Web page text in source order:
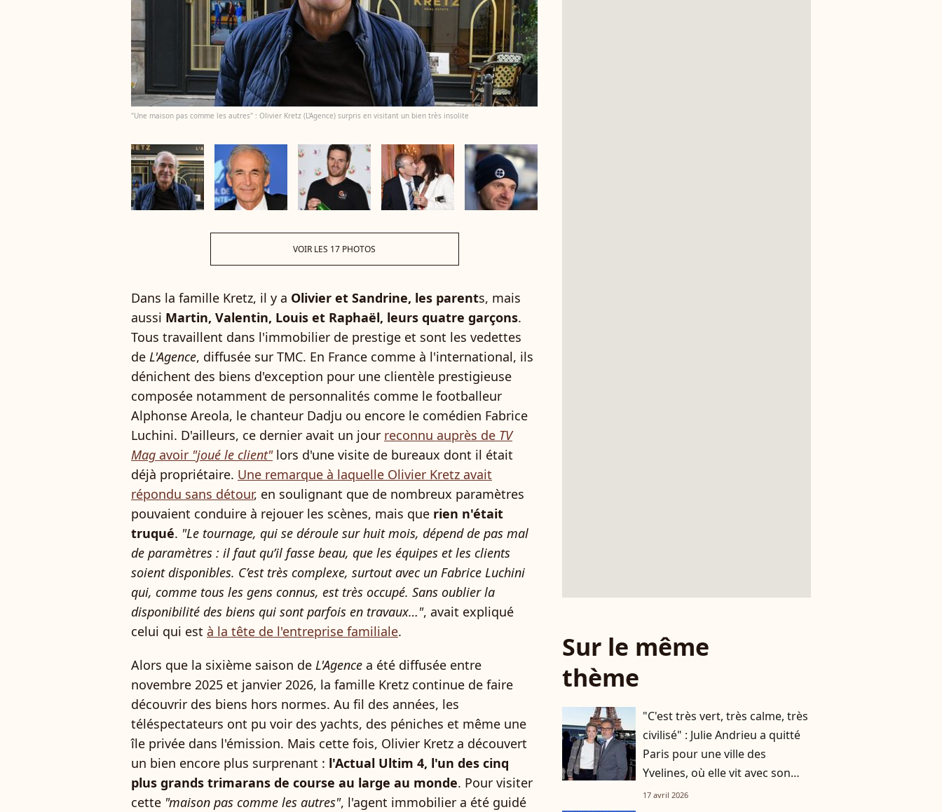
"Une maison pas comme les autres" : Olivier Kretz (L'Agence) surpris en visitant un bien très insolite
VOIR LES 17 PHOTOS
Dans la famille Kretz, il y a Olivier et Sandrine, les parents, mais
aussi Martin, Valentin, Louis et Raphaël, leurs quatre garçons.
Tous travaillent dans l'immobilier de prestige et sont les vedettes
de L'Agence, diffusée sur TMC. En France comme à l'international, ils
dénichent des biens d'exception pour une clientèle prestigieuse
composée notamment de personnalités comme le footballeur
Alphonse Areola, le chanteur Dadju ou encore le comédien Fabrice
Luchini. D'ailleurs, ce dernier avait un jour reconnu auprès de TV
Mag avoir "joué le client"lors d'une visite de bureaux dont il était
déjà propriétaire. Une remarque à laquelle Olivier Kretz avait
répondu sans détour, en soulignant que de nombreux paramètres
pouvaient conduire à rejouer les scènes, mais que rien n'était
truqué. "Le tournage, qui se déroule sur huit mois, dépend de pas mal
de paramètres : il faut qu’il fasse beau, que les équipes et les clients
soient disponibles. C’est très complexe, surtout avec un Fabrice Luchini
qui, comme tous les gens connus, est très occupé. Sans oublier la
disponibilité des biens qui sont parfois en travaux…", avait expliqué
celui qui est à la tête de l'entreprise familiale.
Alors que la sixième saison de L'Agence a été diffusée entre
novembre 2025 et janvier 2026, la famille Kretz continue de faire
découvrir des biens hors normes. Au fil des années, les
téléspectateurs ont pu voir des yachts, des péniches et même une
île privée dans l'émission. Mais cette fois, Olivier Kretz a découvert
un bien encore plus surprenant : l'Actual Ultim 4, l'un des cinq
plus grands trimarans de course au large au monde. Pour visiter
cette "maison pas comme les autres", l'agent immobilier a été guidé
Sur le même
thème
"C'est très vert, très calme, très
civilisé" : Julie Andrieu a quitté
Paris pour une ville des
Yvelines, où elle vit avec son
mari et leurs deux enfants
17 avril 2026